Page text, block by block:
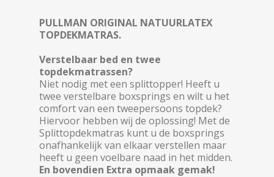
PULLMAN ORIGINAL NATUURLATEX
TOPDEKMATRAS.
Verstelbaar bed en twee
topdekmatrassen?
Niet nodig met een splittopper! Heeft u
twee verstelbare boxsprings en wilt u het
comfort van een tweepersoons topdek?
Hiervoor hebben wij de oplossing! Met de
Splittopdekmatras kunt u de boxsprings
onafhankelijk van elkaar verstellen maar
heeft u geen voelbare naad in het midden.
En bovendien Extra opmaak gemak!